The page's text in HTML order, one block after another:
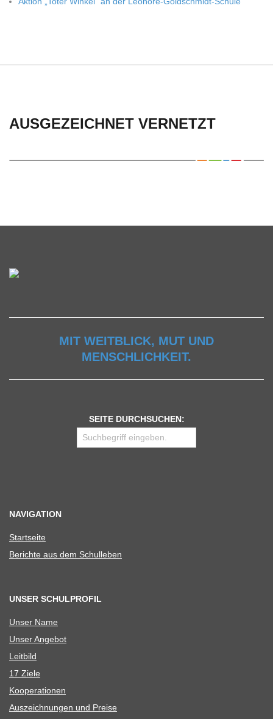
AUSGEZEICHNET VERNETZT
MIT WEITBLICK, MUT UND
MENSCHLICHKEIT.
SEITE DURCHSUCHEN:
NAVIGATION
Start­seite
Berichte aus dem Schulleben
UNSER SCHULPROFIL
Unser Name
Unser Ange­bot
Leit­bild
17 Ziele
Koope­ra­tio­nen
Aus­zeich­nun­gen und Preise